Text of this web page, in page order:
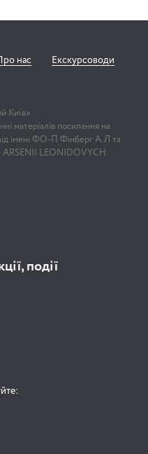
по-київськи
до
чаєм)
нас
Екскурсоводи
Київ»
матеріалів посилання на
імені ФО-П Фінберг А.Л та
LEONIDOVYCH
події